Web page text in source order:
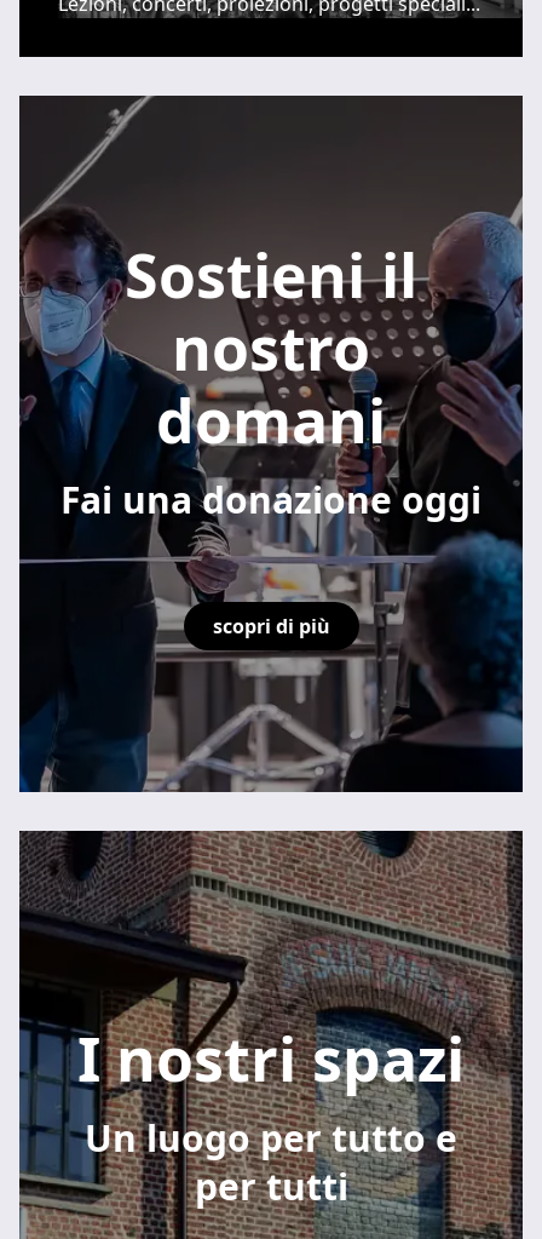
Sostieni il
nostro
domani
Fai una donazione oggi
scopri di più
I nostri spazi
Un luogo per tutto e
per tutti